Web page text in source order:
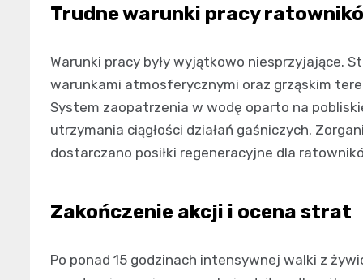
Trudne warunki pracy
Warunki pracy były wyjątkowo niesprzyjające.
warunkami atmosferycznymi oraz grząskim
System zaopatrzenia w wodę oparto na
utrzymania ciągłości działań gaśniczych.
dostarczano posiłki regeneracyjne dla
Zakończenie akcji i ocena strat
Po ponad 15 godzinach intensywnej walki z